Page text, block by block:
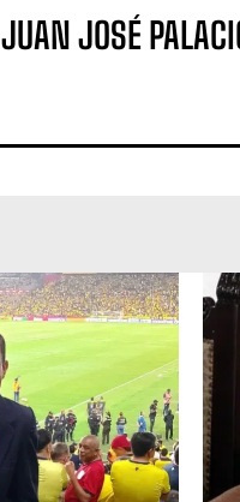
JUAN JOSÉ